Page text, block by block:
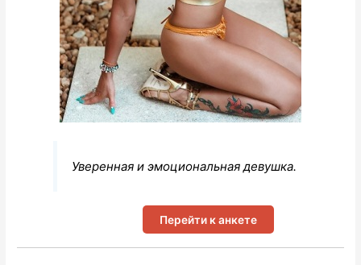
Уверенная и эмоциональная девушка.
Перейти к анкете